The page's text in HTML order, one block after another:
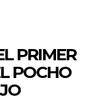
PRIMER
POCHO